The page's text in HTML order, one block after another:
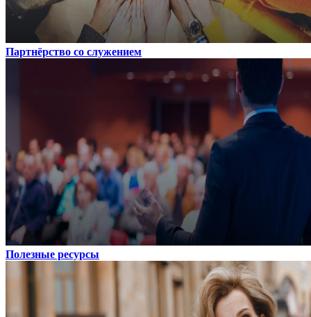
Партнёрство со служением
Полезные ресурсы